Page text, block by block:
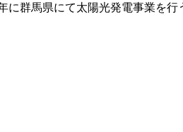
群馬県にて太陽光発電事業を